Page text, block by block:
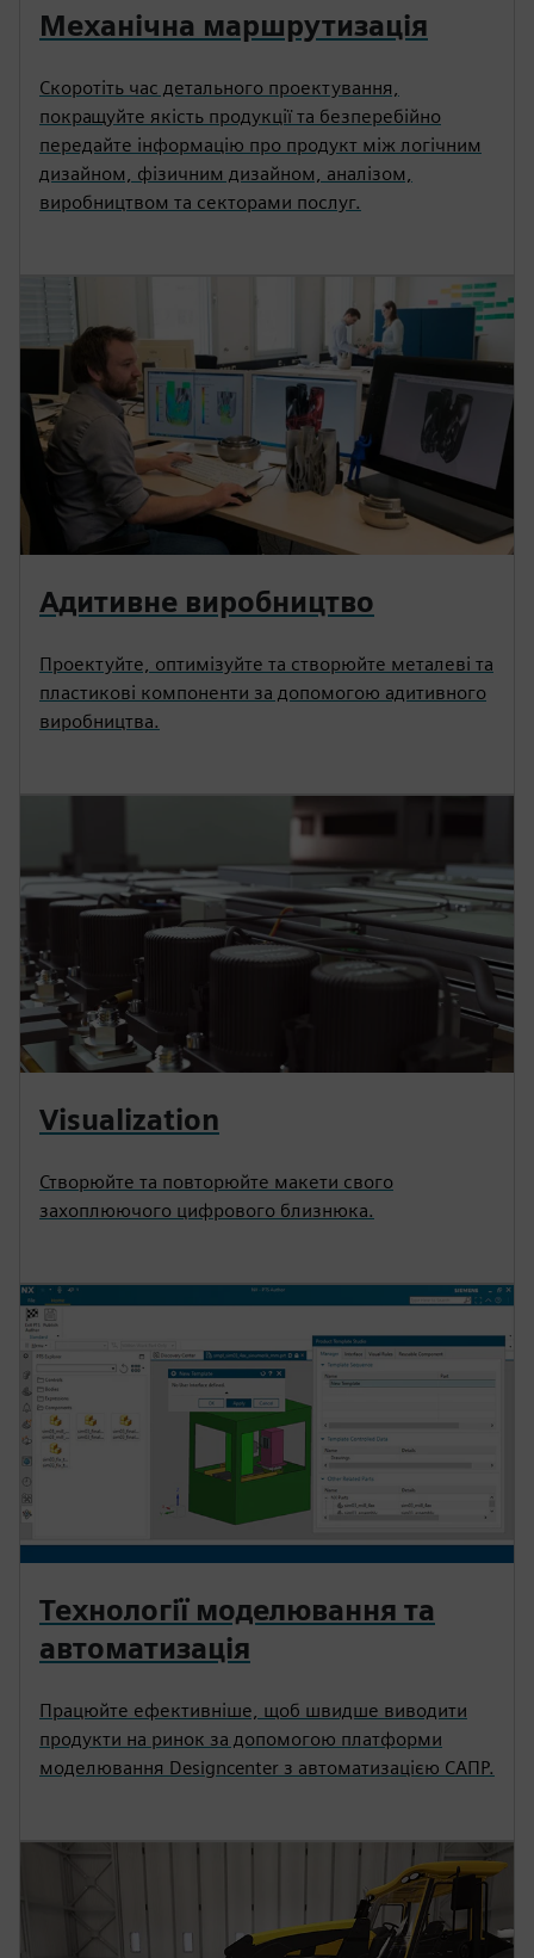
Механічна маршрутизація
Скоротіть час детального проектування,
покращуйте якість продукції та безперебійно
передайте інформацію про продукт між логічним
дизайном, фізичним дизайном, аналізом,
виробництвом та секторами послуг.
Адитивне виробництво
Проектуйте, оптимізуйте та створюйте металеві та
пластикові компоненти за допомогою адитивного
виробництва.
Visualization
Створюйте та повторюйте макети свого
захоплюючого цифрового близнюка.
Технології моделювання та
автоматизація
Працюйте ефективніше, щоб швидше виводити
продукти на ринок за допомогою платформи
моделювання Designcenter з автоматизацією САПР.